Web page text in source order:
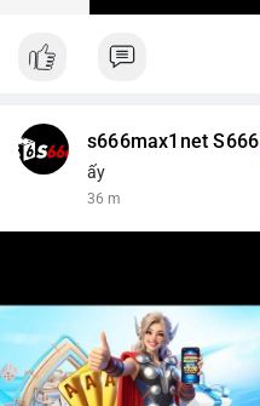
s666max1net S666
ấy
36 m